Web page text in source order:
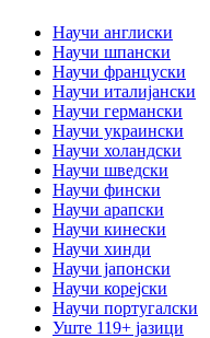
Научи англиски
Научи шпански
Научи француски
Научи италијански
Научи германски
Научи украински
Научи холандски
Научи шведски
Научи фински
Научи арапски
Научи кинески
Научи хинди
Научи јапонски
Научи корејски
Научи португалски
Уште 119+ јазици